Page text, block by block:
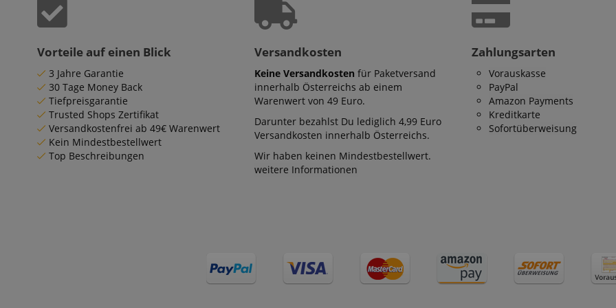
Vorteile auf einen Blick
3 Jahre Garantie
30 Tage Money Back
Tiefpreisgarantie
Trusted Shops Zertifikat
Versandkostenfrei ab 49€ Warenwert
Kein Mindestbestellwert
Top Beschreibungen
Versandkosten
Keine Versandkosten für Paketversand
innerhalb Österreichs ab einem
Warenwert von 49 Euro.
Darunter bezahlst Du lediglich 4,99 Euro
Versandkosten innerhalb Österreichs.
Wir haben keinen Mindestbestellwert.
weitere Informationen
Zahlungsarten
Vorauskasse
PayPal
Amazon Payments
Kreditkarte
Sofortüberweisung
Anbieter /
Domain
91347
answers were clicked, on which page he was the last time, etc.).
Google-Datenschutzerklärung